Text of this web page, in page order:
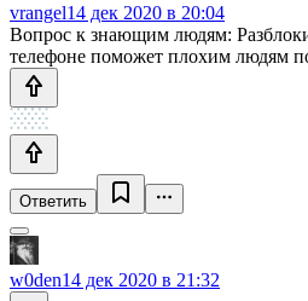
vrangel14 дек 2020 в 20:04
Вопрос к знающим людям:
телефоне поможет плохим людям
Ответить
w0den14 дек 2020 в 21:32